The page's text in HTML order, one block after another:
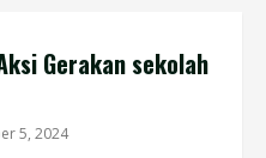
Gerakan sekolah
5, 2024